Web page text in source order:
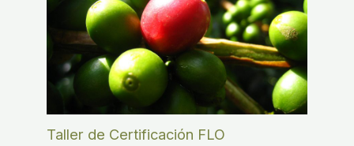
Taller de Certificación FLO